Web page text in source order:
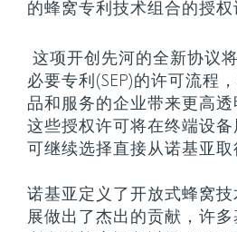
的蜂窝专利技术组合的授权
这项开创先河的全新协议
必要专利(SEP)的许可流程
品和服务的企业带来更高透
这些授权许可将在终端设
可继续选择直接从诺基亚取
诺基亚定义了开放式蜂窝
展做出了杰出的贡献，许